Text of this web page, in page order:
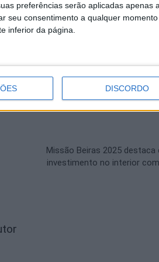
preferências serão aplicadas apenas
seu consentimento a qualquer
inferior da página.
DISCORDO
Branco
Missão Beiras 2025 destaca
investimento no interior